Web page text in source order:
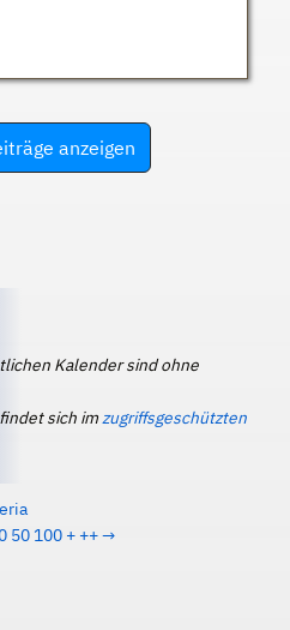
anzeigen
Kalender sind ohne
sich imzugriffsgeschützten
50 100 + ++→